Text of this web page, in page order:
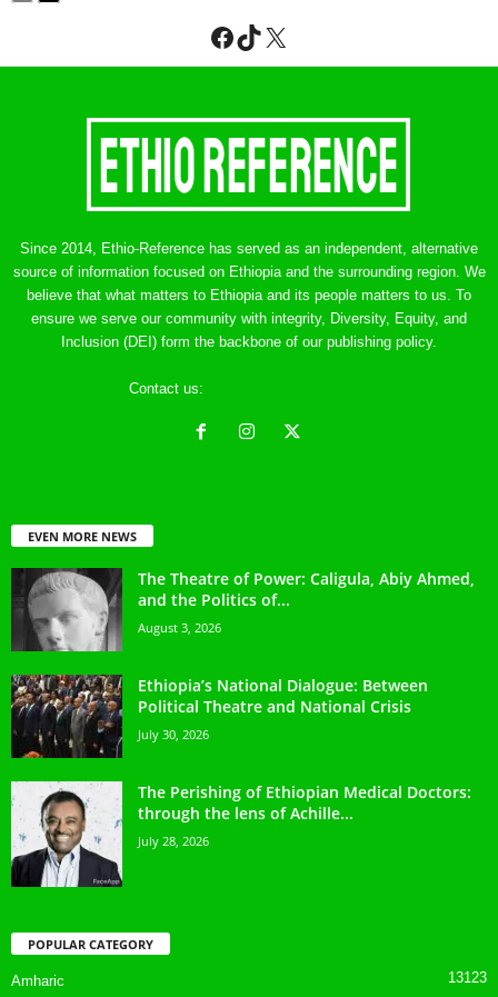
Facebook
TikTok
X
Since 2014, Ethio-Reference has served as an independent, alternative
source of information focused on Ethiopia and the surrounding region. We
believe that what matters to Ethiopia and its people matters to us. To
ensure we serve our community with integrity, Diversity, Equity, and
Inclusion (DEI) form the backbone of our publishing policy.
Contact us:
EVEN MORE NEWS
The Theatre of Power: Caligula, Abiy Ahmed,
and the Politics of...
August 3, 2026
Ethiopia’s National Dialogue: Between
Political Theatre and National Crisis
July 30, 2026
The Perishing of Ethiopian Medical Doctors:
through the lens of Achille...
July 28, 2026
POPULAR CATEGORY
Amharic 13123